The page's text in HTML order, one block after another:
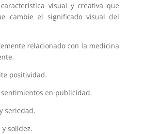
visual y creativa que
cambie el significado visual del
relacionado con la medicina
positividad.
sentimientos en publicidad.
seriedad.
y solidez.